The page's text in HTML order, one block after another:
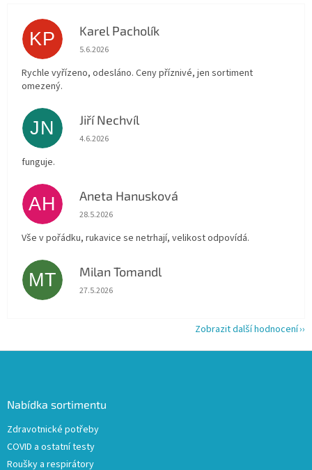
KP Karel Pacholík
Hodnocení obchodu je 4 z 5 hvězdiček.
5.6.2026
Rychle vyřízeno, odesláno. Ceny příznivé, jen sortiment
omezený.
JN Jiří Nechvíl
Hodnocení obchodu je 5 z 5 hvězdiček.
4.6.2026
funguje.
AH Aneta Hanusková
Hodnocení obchodu je 5 z 5 hvězdiček.
28.5.2026
Vše v pořádku, rukavice se netrhají, velikost odpovídá.
MT Milan Tomandl
Hodnocení obchodu je 5 z 5 hvězdiček.
27.5.2026
Zobrazit další hodnocení
Nabídka sortimentu
Zdravotnické potřeby
COVID a ostatní testy
Roušky a respirátory